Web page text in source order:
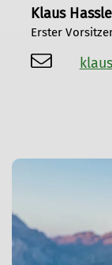
Klaus
Erster